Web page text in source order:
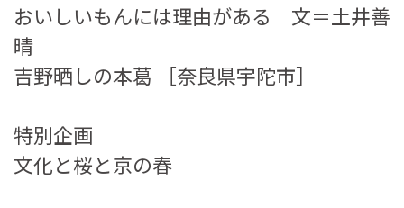
おいしいもんには理由がある 文＝土井善
晴
吉野晒しの本葛 ［奈良県宇陀市］
特別企画
文化と桜と京の春